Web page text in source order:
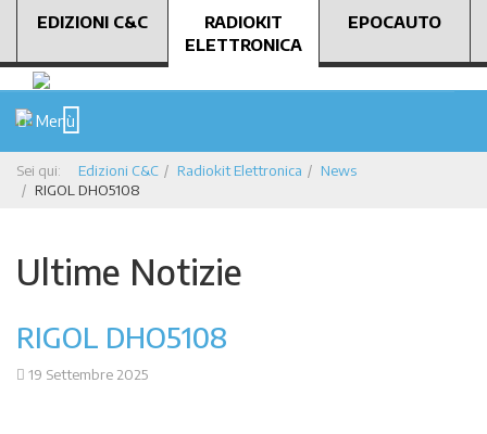
EDIZIONI C&C
RADIOKIT
ELETTRONICA
EPOCAUTO
Menù
Sei qui: Edizioni C&C Radiokit Elettronica
News
RIGOL DHO5108
Ultime Notizie
RIGOL DHO5108
19 Settembre 2025